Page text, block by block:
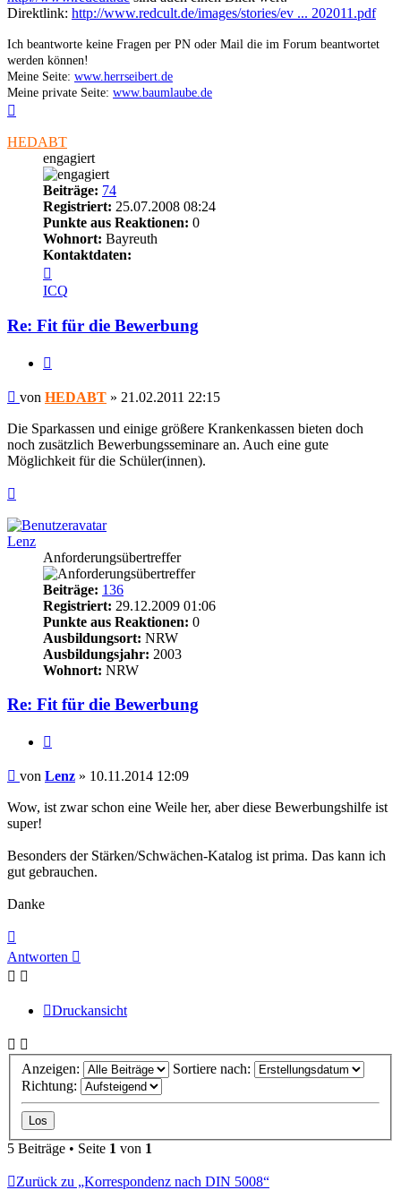
Direktlink: http://www.redcult.de/images/stories/ev ... 202011.pdf
Ich beantworte keine Fragen per PN oder Mail die im Forum beantwortet
werden können!
Meine Seite: www.herrseibert.de
Meine private Seite: www.baumlaube.de
HEDABT
engagiert
Beiträge: 74
Registriert: 25.07.2008 08:24
Punkte aus Reaktionen: 0
Wohnort: Bayreuth
Kontaktdaten:
von
HEDABT
ICQ
Re: Fit für die Bewerbung
Beitrag
von HEDABT » 21.02.2011 22:15
Die Sparkassen und einige größere Krankenkassen bieten doch
noch zusätzlich Bewerbungsseminare an. Auch eine gute
Möglichkeit für die Schüler(innen).
Lenz
Anforderungsübertreffer
Beiträge: 136
Registriert: 29.12.2009 01:06
Punkte aus Reaktionen: 0
Ausbildungsort: NRW
Ausbildungsjahr: 2003
Wohnort: NRW
Re: Fit für die Bewerbung
Beitrag
von Lenz » 10.11.2014 12:09
Wow, ist zwar schon eine Weile her, aber diese Bewerbungshilfe ist
super!
Besonders der Stärken/Schwächen-Katalog ist prima. Das kann ich
gut gebrauchen.
Danke
oben
Antworten
Druckansicht
Anzeigen:
Sortiere nach:
Richtung:
5 Beiträge • Seite 1 von 1
Zurück zu „Korrespondenz nach DIN 5008“